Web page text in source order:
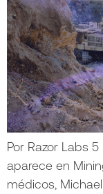
Por Razor Labs
aparece en
médicos,